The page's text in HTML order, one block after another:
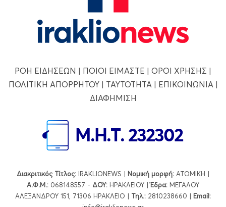
ΡΟΗ ΕΙΔΗΣΕΩΝ | ΠΟΙΟΙ ΕΙΜΑΣΤΕ | ΟΡΟΙ ΧΡΗΣΗΣ |
ΠΟΛΙΤΙΚΗ ΑΠΟΡΡΗΤΟΥ| ΤΑΥΤΟΤΗΤΑ | ΕΠΙΚΟΙΝΩΝΙΑ |
ΔΙΑΦΗΜΙΣΗ
Διακριτικός Τίτλος: IRAKLIONEWS | Νομική μορφή: ΑΤΟΜΙΚΗ |
Α.Φ.Μ.: 068148557 - ΔΟΥ: ΗΡΑΚΛΕΙΟΥ |Έδρα: ΜΕΓΑΛΟΥ
ΑΛΕΞΑΝΔΡΟΥ 151, 71306 ΗΡΑΚΛΕΙΟ | Τηλ.: 2810238660 | Εmail: